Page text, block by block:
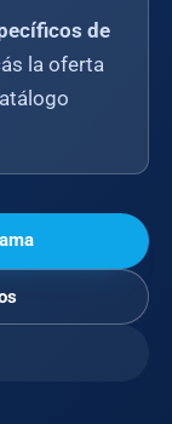
de
la oferta